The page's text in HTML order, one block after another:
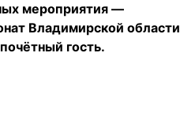
мероприятия —
Владимирской области
гость.